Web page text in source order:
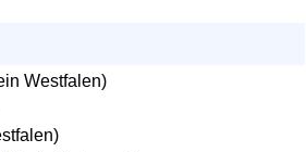
Westfalen)